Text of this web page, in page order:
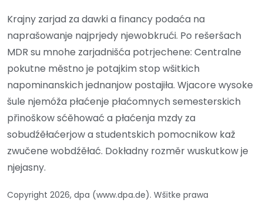
Krajny zarjad za dawki a financy podaća na
naprašowanje najprjedy njewobkrući. Po rešeršach
MDR su mnohe zarjadnišća potrjechene: Centralne
pokutne městno je potajkim stop wšitkich
napominanskich jednanjow postajiła. Wjacore wysoke
šule njemóža płaćenje płaćomnych semesterskich
přinoškow sćěhować a płaćenja mzdy za
sobudźěłaćerjow a studentskich pomocnikow kaž
zwučene wobdźěłać. Dokładny rozměr wuskutkow je
njejasny.
Copyright 2026, dpa (www.dpa.de). Wšitke prawa